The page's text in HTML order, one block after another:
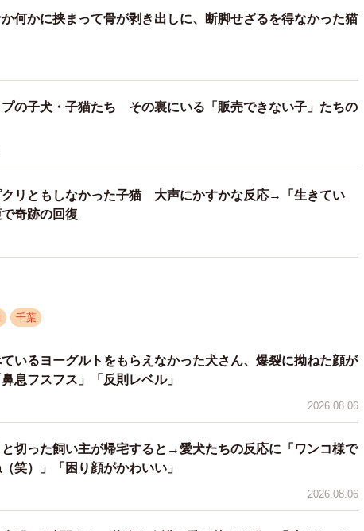
近くで別のボランティアAさんが犬歯の折れた子猫を保護し
したボランティアの仲間というAさん。
も見かけたことがなく、突然1匹で現れました。どこからか
か分かりませんが…ただ、意識不明の子猫が見つかった場所
私が保護した子猫も虐待されたのではないかと頭をよぎりま
動するエリアで虐待の疑われる猫を保護しています。証拠
ないものの、けがをする猫が相次いで見つかるのは異常な事
間のボランティアとともにパトロールの強化をしていくつも
か何かに挟まって骨が剥き出しに、断脚せざるを得なかった猫
の子犬・子猫たち その裏にいる「販売できない子」たちの
クリともしなかった子猫 大声にかすかな反応→「生きてい
奇跡の回復
千葉
いるヨーグルトをもらえなかった犬さん、爆裂に拗ねた顔が
息フスフス」「反則レベル」
2026.08.06
切った飼い主が帰宅すると→愛犬たちの反応に「ワンコ様で
笑）」「困り顔がかわいい」
2026.08.06